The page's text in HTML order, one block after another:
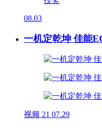
08.03
一机定乾坤 佳能
视频 21 07.29